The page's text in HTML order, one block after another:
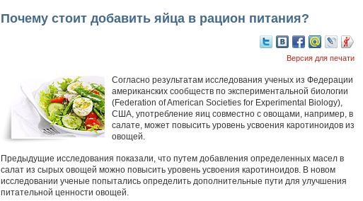
Почему стоит добавить яйца в рацион питания?
Версия для печати
Согласно результатам исследования ученых из Федерации
американских сообществ по экспериментальной биологии
(Federation of American Societies for Experimental Biology),
США, употребление яиц совместно с овощами, например, в
салате, может повысить уровень усвоения каротиноидов из
овощей.
Предыдущие исследования показали, что путем добавления определенных масел в
салат из сырых овощей можно повысить уровень усвоения каротиноидов. В новом
исследовании ученые попытались определить дополнительные пути для улучшения
питательной ценности овощей.